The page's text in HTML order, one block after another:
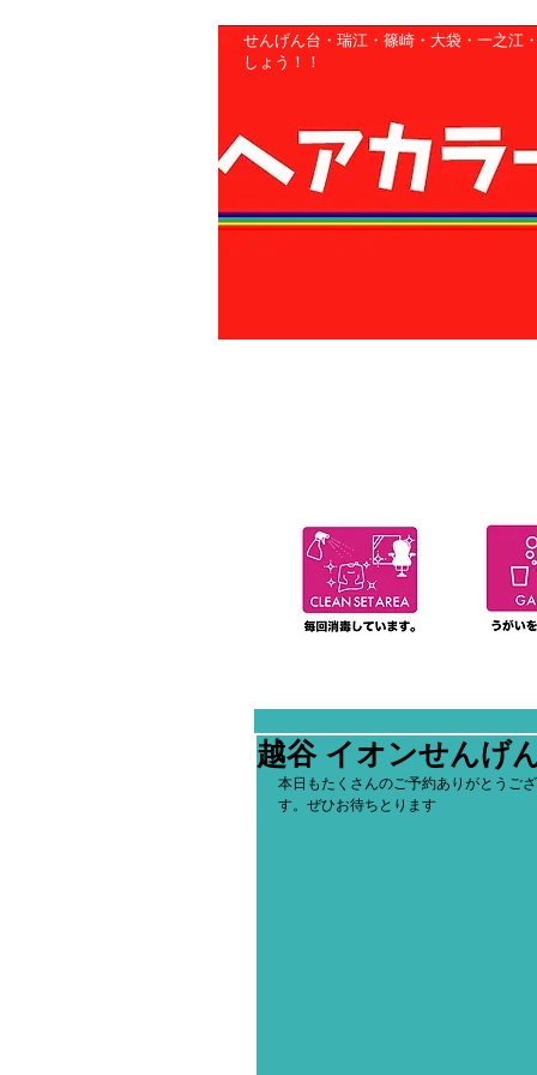
せんげん台・瑞江・篠崎・大袋・一之
しょう！！
越谷 イオンせんげ
本日もたくさんのご予約ありがとうご
す。ぜひお待ちとります